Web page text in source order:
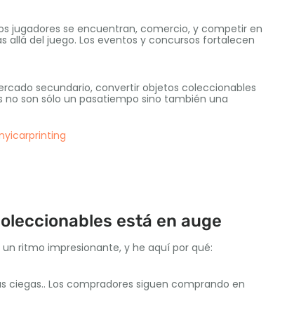
jugadores se encuentran, comercio, y competir en
del juego. Los eventos y concursos fortalecen
secundario, convertir objetos coleccionables
son sólo un pasatiempo sino también una
está en auge
ritmo impresionante, y he aquí por qué:
ciegas.. Los compradores siguen comprando en